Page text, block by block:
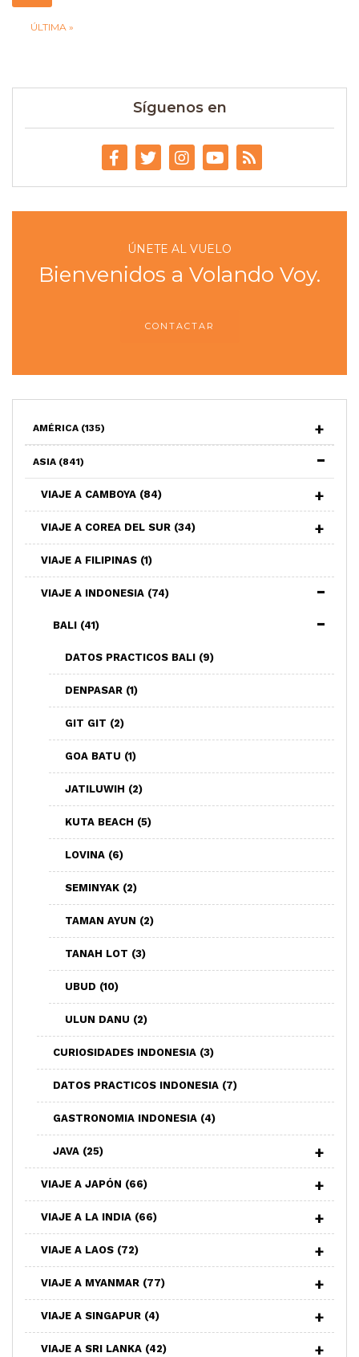
ÚLTIMA »
Síguenos en
ÚNETE AL VUELO
Bienvenidos a Volando Voy.
CONTACTAR
AMÉRICA (135)
ASIA (841)
VIAJE A CAMBOYA (84)
VIAJE A COREA DEL SUR (34)
VIAJE A FILIPINAS (1)
VIAJE A INDONESIA (74)
BALI (41)
DATOS PRACTICOS BALI (9)
DENPASAR (1)
GIT GIT (2)
GOA BATU (1)
JATILUWIH (2)
KUTA BEACH (5)
LOVINA (6)
SEMINYAK (2)
TAMAN AYUN (2)
TANAH LOT (3)
UBUD (10)
ULUN DANU (2)
CURIOSIDADES INDONESIA (3)
DATOS PRACTICOS INDONESIA (7)
GASTRONOMIA INDONESIA (4)
JAVA (25)
VIAJE A JAPÓN (66)
VIAJE A LA INDIA (66)
VIAJE A LAOS (72)
VIAJE A MYANMAR (77)
VIAJE A SINGAPUR (4)
VIAJE A SRI LANKA (42)